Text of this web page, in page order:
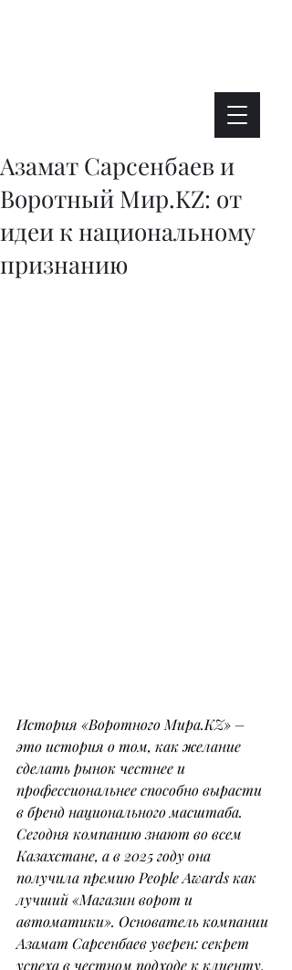
Азамат Сарсенбаев и
Воротный Мир.KZ: от
идеи к национальному
признанию
История «Воротного Мира.KZ» –
это история о том, как желание
сделать рынок честнее и
профессиональнее способно вырасти
в бренд национального масштаба.
Сегодня компанию знают во всем
Казахстане, а в 2025 году она
получила премию People Awards как
лучший «Магазин ворот и
автоматики». Основатель компании
Азамат Сарсенбаев уверен: секрет
успеха в честном подходе к клиенту,